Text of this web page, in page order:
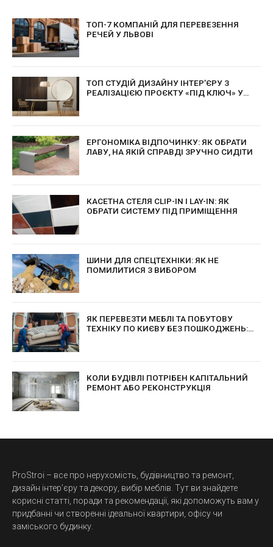
ТОП-7 КОМПАНІЙ ДЛЯ ПЕРЕВЕЗЕННЯ
РЕЧЕЙ У ЛЬВОВІ
ТОП СТУДІЙ ДИЗАЙНУ ІНТЕР’ЄРУ З
РЕАЛІЗАЦІЄЮ ПРОЄКТУ «ПІД КЛЮЧ» У
ЕРГОНОМІКА ВІДПОЧИНКУ: ЯК ОБРАТИ
ЛАВУ, НА ЯКІЙ СПРАВДІ ЗРУЧНО СИДІТИ
КАСЕТНА СТЕЛЯ CLIP-IN І LAY-IN: ЯК
ОБРАТИ СИСТЕМУ ПІД ПРИМІЩЕННЯ
ШИНИ ДЛЯ СПЕЦТЕХНІКИ: ЯК НЕ
ПОМИЛИТИСЯ З ВИБОРОМ
ЯК ПЕРЕВЕЗТИ МЕБЛІ ТА ПОБУТОВУ
ТЕХНІКУ ПО КИЄВУ БЕЗ ПОШКОДЖЕНЬ:
КОЛИ БУДІВЛІ ПОТРІБЕН КАПІТАЛЬНИЙ
РЕМОНТ АБО РЕКОНСТРУКЦІЯ
ProStroi – все про нерухомість, будівництво та ремонт,
дизайн інтер’єру та декору, вибір меблів. Тут ви знайдете
корисні статті, поради та рекомендації, які допоможуть вам у
придбанні чи створенні ідеальної квартири, офісу чи
заміського будинку.